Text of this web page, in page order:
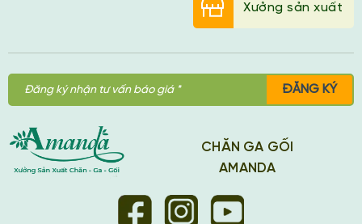
Xưởng sản xuất
ĐĂNG KÝ
CHĂN GA GỐI
AMANDA